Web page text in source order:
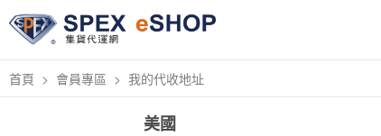
首頁 會員專區 我的代收地址
美國